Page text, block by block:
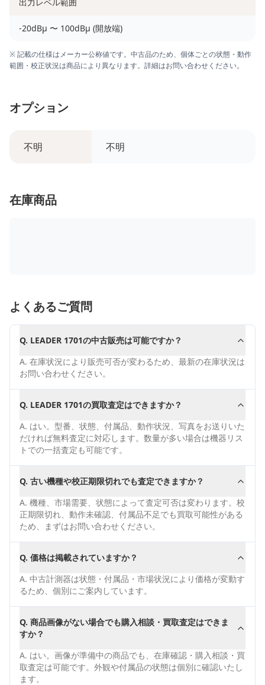
-20dBμ 〜 100dBμ (開放端)
※ 記載の仕様はメーカー公称値です。中古品のため、個体ごとの状態・動作
範囲・校正状況は商品により異なります。詳細はお問い合わせください。
オプション
不明 不明
在庫商品
よくあるご質問
Q. LEADER 1701の中古販売は可能ですか？
A. 在庫状況により販売可否が変わるため、最新の在庫状況は
お問い合わせください。
Q. LEADER 1701の買取査定はできますか？
A. はい。型番、状態、付属品、動作状況、写真をお送りいた
だければ無料査定に対応します。数量が多い場合は機器リス
トでの一括査定も可能です。
Q. 古い機種や校正期限切れでも査定できますか？
A. 機種、市場需要、状態によって査定可否は変わります。校
正期限切れ、動作未確認、付属品不足でも買取可能性がある
ため、まずはお問い合わせください。
Q. 価格は掲載されていますか？
A. 中古計測器は状態・付属品・市場状況により価格が変動す
るため、個別にご案内しています。
Q. 商品画像がない場合でも購入相談・買取査定はできま
すか？
A. はい。画像が準備中の商品でも、在庫確認・購入相談・買
取査定は可能です。外観や付属品の状態は個別に確認いたし
ます。